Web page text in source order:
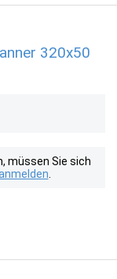
320x50
müssen Sie sich